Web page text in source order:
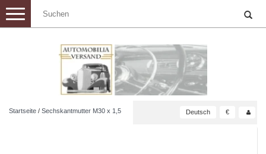
Toggle
navigation
Startseite / Sechskantmutter M30 x 1,5 Deutsch €